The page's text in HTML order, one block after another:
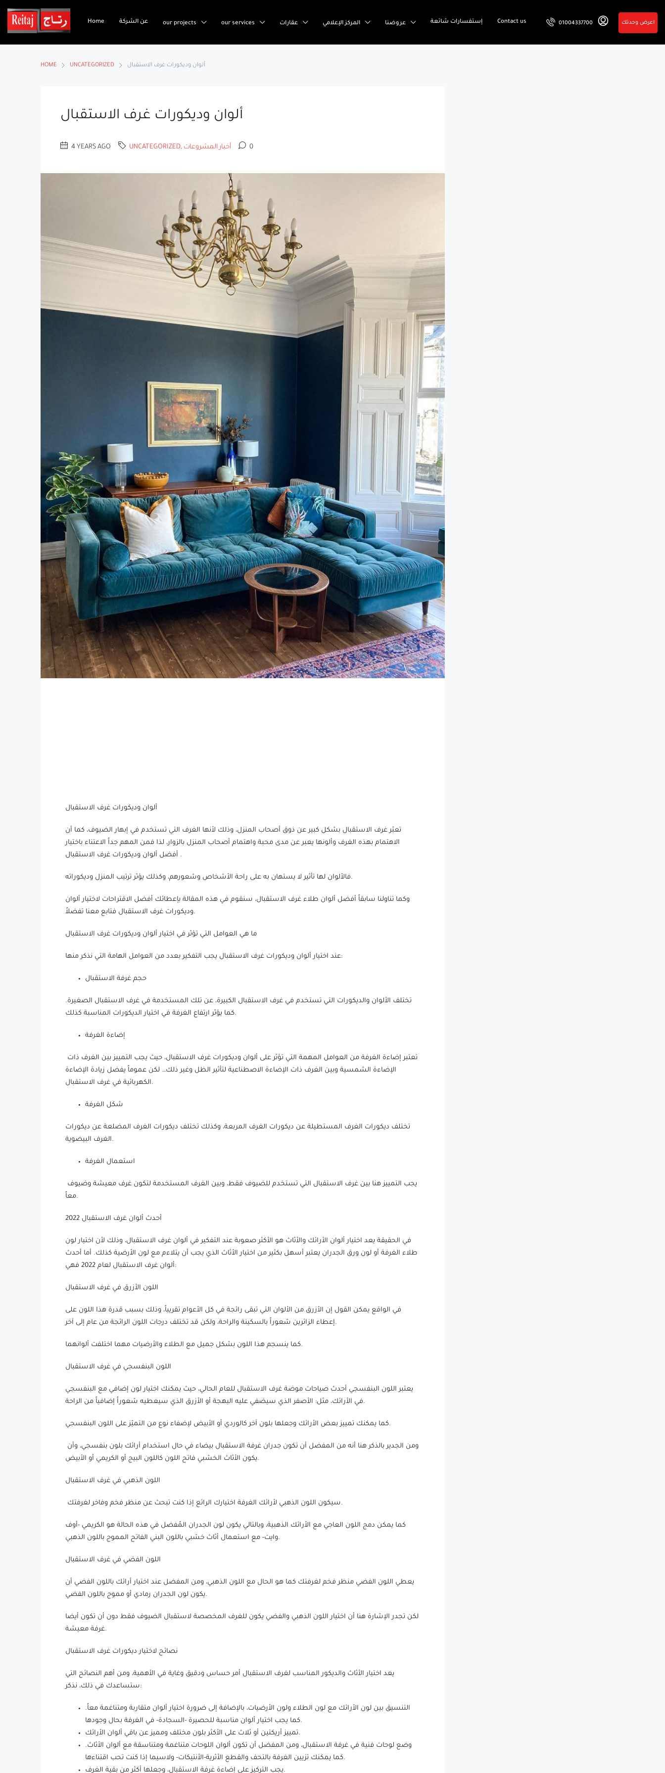
Home عن الشركة our projects our services عقارات المركز الإعلامي عروضنا إستفسارات شائعة Contact us 01004337700 اعرض وحدتك
HOME UNCATEGORIZED ألوان وديكورات غرف الاستقبال
ألوان وديكورات غرف الاستقبال
4 YEARS AGO UNCATEGORIZED, أخبار المشروعات 0
ألوان وديكورات غرف الاستقبال
تعبّر غرف الاستقبال بشكل كبير عن ذوق أصحاب المنزل، وذلك لأنها الغرف التي تستخدم في إبهار الضيوف، كما أن
الاهتمام بهذه الغرف وألونها يعبر عن مدى محبة واهتمام أصحاب المنزل بالزوار، لذا فمن المهم جداً الاعتناء باختيار
أفضل ألوان وديكورات غرف الاستقبال .
فالألوان لها تأثير لا يستهان به على راحة الأشخاص وشعورهم، وكذلك يؤثر ترتيب المنزل وديكوراته.
وكما تناولنا سابقاً أفضل ألوان طلاء غرف الاستقبال، سنقوم في هذه المقالة بإعطائك أفضل الاقتراحات لاختيار ألوان
وديكورات غرف الاستقبال فتابع معنا تفضلاً.
ما هي العوامل التي تؤثر في اختيار ألوان وديكورات غرف الاستقبال
عند اختيار ألوان وديكورات غرف الاستقبال يجب التفكير بعدد من العوامل الهامة التي نذكر منها:
حجم غرفة الاستقبال
تختلف الألوان والديكورات التي تستخدم في غرف الاستقبال الكبيرة، عن تلك المستخدمة في غرف الاستقبال الصغيرة.
كما يؤثر ارتفاع الغرفة في اختيار الديكورات المناسبة كذلك.
إضاءة الغرفة
الإضاءة الشمسية وبين الغرف ذات الإضاءة الاصطناعية لتأثير الظل وغير ذلك… لكن عموماً يفضل زيادة الإضاءة
الكهربائية في غرف الاستقبال.
شكل الغرفة
تختلف ديكورات الغرف المستطيلة عن ديكورات الغرف المربعة، وكذلك تختلف ديكورات الغرف المضلعة عن ديكورات
الغرف البيضوية.
استعمال الغرفة
معاً.
أحدث ألوان غرف الاستقبال 2022
في الحقيقة يعد اختيار ألوان الأرائك والأثاث هو الأكثر صعوبة عند التفكير في ألوان غرف الاستقبال، وذلك لأن اختيار لون
طلاء الغرفة أو لون ورق الجدران يعتبر أسهل بكثير من اختيار الأثاث الذي يجب أن يتلاءم مع لون الأرضية كذلك. أما أحدث
ألوان غرف الاستقبال لعام 2022 فهي:
في الواقع يمكن القول إن الأزرق من الألوان التي تبقى رائجة في كل الأعوام تقريباً، وذلك بسبب قدرة هذا اللون على
إعطاء الزائرين شعوراً بالسكينة والراحة، ولكن قد تختلف درجات اللون الرائجة من عام إلى آخر.
كما ينسجم هذا اللون بشكل جميل مع الطلاء والأرضيات مهما اختلفت ألوانهما.
اللون البنفسجي في غرف الاستقبال
يعتبر اللون البنفسجي أحدث صياحات موضة غرف الاستقبال للعام الحالي، حيث يمكنك اختيار لون إضافي مع البنفسجي
في الأرائك، مثل: الأصفر الذي سيضفي عليه البهجة أو الأزرق الذي سيعطيه شعوراً إضافياً من الراحة.
كما يمكنك تمييز بعض الأرائك وجعلها بلون آخر كالوردي أو الأبيض لإضفاء نوع من التميّز على اللون البنفسجي.
يكون الأثاث الخشبي فاتح اللون كاللون البيج أو الكريمي أو الأبيض.
اللون الذهبي في غرف الاستقبال
سيكون اللون الذهبي لأرائك الغرفة اختيارك الرائع إذا كنت تبحث عن منظر فخم وفاخر لغرفتك.
كما يمكن دمج اللون العاجي مع الأرائك الذهبية، وبالتالي يكون لون الجدران المُفضل في هذه الحالة هو الكريمي -أوف
وايت- مع استعمال أثاث خشبي باللون البني الفاتح المموج باللون الذهبي.
يعطي اللون الفضي منظر فخم لغرفتك كما هو الحال مع اللون الذهبي، ومن المفضل عند اختيار أرائك باللون الفضي أن
يكون لون الجدران رمادي أو مموج باللون الفضي.
لكن تجدر الإشارة هنا أن اختيار اللون الذهبي والفضي يكون للغرف المخصصة لاستقبال الضيوف فقط دون أن تكون أيضا
غرفة معيشة.
نصائح لاختيار ديكورات غرف الاستقبال
يعد اختيار الأثاث والديكور المناسب لغرف الاستقبال أمر حساس ودقيق وغاية في الأهمية، ومن أهم النصائح التي
ستساعدك في ذلك، نذكر:
التنسيق بين لون الأرائك مع لون الطلاء ولون الأرضيات، بالإضافة إلى ضرورة اختيار ألوان متقاربة ومتناغمة معاً.
كما يجب اختيار ألوان مناسبة للحصيرة -السجادة- في الغرفة بحال وجودها.
تمييز أريكتين أو ثلاث على الأكثر بلون مختلف ومميز عن باقي ألوان الأرائك.
وضع لوحات فنية في غرفة الاستقبال، ومن المفضل أن تكون ألوان اللوحات متناغمة ومتناسقة مع ألوان الأثاث.
كما يمكنك تزيين الغرفة بالتحف والقطع الأثرية-الأنتيكات- ولاسيما إذا كنت تحب اقتناءها.
يجب التركيز على إضاءة غرفة الاستقبال، وجعلها أكثر من بقية الغرف.